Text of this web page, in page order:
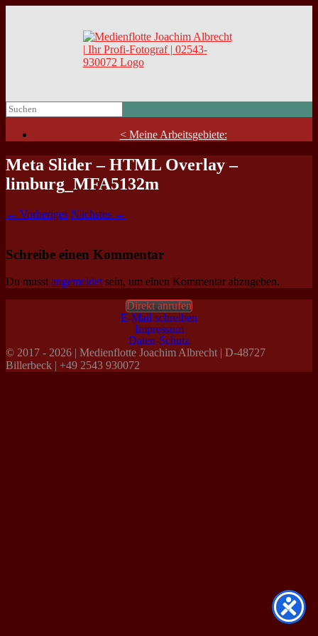
< Meine Arbeitsgebiete:
Meta Slider – HTML Overlay –
limburg_MFA5132m
← Vorheriges Nächstes →
Schreibe einen Kommentar
Du musst angemeldet sein, um einen Kommentar abzugeben.
Direkt anrufen
E-Mail schreiben
Impressum
Daten-Schutz
© 2017 - 2026 | Medienflotte Joachim Albrecht | D-48727
Billerbeck | +49 2543 930072